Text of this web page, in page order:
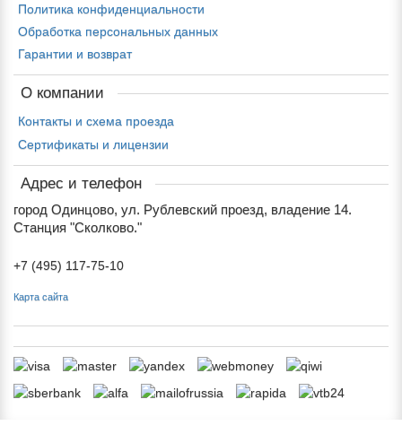
Политика конфиденциальности
Обработка персональных данных
Гарантии и возврат
О компании
Контакты и схема проезда
Сертификаты и лицензии
Адрес и телефон
город Одинцово, ул. Рублевский проезд, владение 14.
Станция "Сколково."
+7 (495) 117-75-10
Карта сайта